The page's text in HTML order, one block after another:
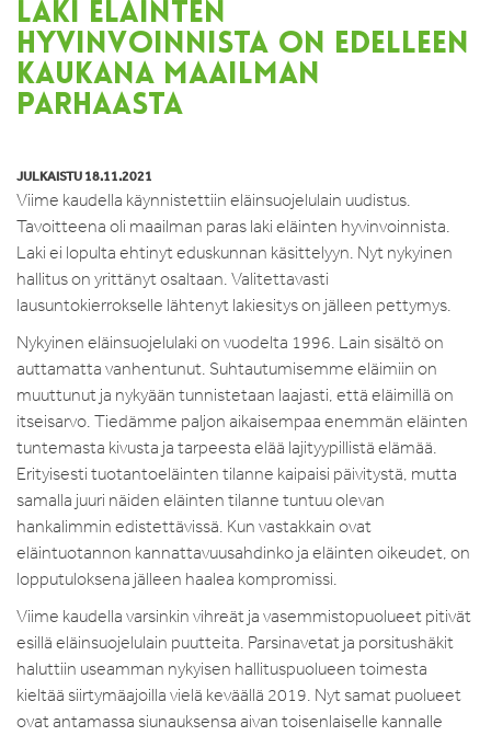
LAKI ELÄINTEN
HYVINVOINNISTA ON EDELLEEN
KAUKANA MAAILMAN
PARHAASTA
JULKAISTU 18.11.2021
Viime kaudella käynnistettiin eläinsuojelulain uudistus.
Tavoitteena oli maailman paras laki eläinten hyvinvoinnista.
Laki ei lopulta ehtinyt eduskunnan käsittelyyn. Nyt nykyinen
hallitus on yrittänyt osaltaan. Valitettavasti
lausuntokierrokselle lähtenyt lakiesitys on jälleen pettymys.
Nykyinen eläinsuojelulaki on vuodelta 1996. Lain sisältö on
auttamatta vanhentunut. Suhtautumisemme eläimiin on
muuttunut ja nykyään tunnistetaan laajasti, että eläimillä on
itseisarvo. Tiedämme paljon aikaisempaa enemmän eläinten
tuntemasta kivusta ja tarpeesta elää lajityypillistä elämää.
Erityisesti tuotantoeläinten tilanne kaipaisi päivitystä, mutta
samalla juuri näiden eläinten tilanne tuntuu olevan
hankalimmin edistettävissä. Kun vastakkain ovat
eläintuotannon kannattavuusahdinko ja eläinten oikeudet, on
lopputuloksena jälleen haalea kompromissi.
Viime kaudella varsinkin vihreät ja vasemmistopuolueet pitivät
esillä eläinsuojelulain puutteita. Parsinavetat ja porsitushäkit
haluttiin useamman nykyisen hallituspuolueen toimesta
kieltää siirtymäajoilla vielä keväällä 2019. Nyt samat puolueet
ovat antamassa siunauksensa aivan toisenlaiselle kannalle